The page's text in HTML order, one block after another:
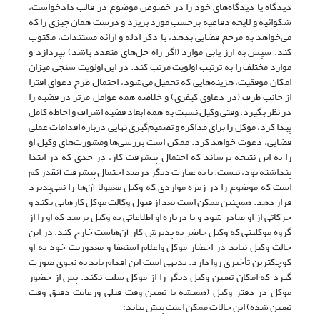
دیدگاه یا دیدگاه‌های خود را در خصوص موضوع در قالب دادخواست،
شکوائیه و لایحه دفاعیه برحسب مورد بریزد و درست همان چیزی را که
می‌‌خواهد به مرجع قضایی بدهد، با ذکر ادله و ارائه مستندات، مکتوب
کند. سپس به ارز یابی موارد (اگر راه حل‌های متعدد باشد) بپردازد و
موارد مختلف را به ترتیب اولویت مرتب کند. در این اولویت سنجی میزان
امکان موفقیت، هزینه‌هایی که تحمیل می‌شود، احتمال طرح دعوای افترا
از جانب طرف (در دعاوی کیفری) و خلاصه همه عوامل مرثر در قضیه را
در نظر بگیرد. وقتی وکیل نسبت به همه ابعاد قضیه اشراف و احاطه کامل
پیدا کرد، موکل را برای مذاکره و تصمیم‌گیری نهایی درباره اقدامات عملی
قضایی، دعوت خواهد کرد. ممکن است بررسی‌ها ومشورت‌های وکیل او
را به این نتیجه برساند که احتمال پیشرفت کار، در حدی که در ابتدا
پنداشته بود، نیست. یا به عبارت دیگر درصد احتمال پیشرفت آنقدر کم
است که موضوع را در زمره مواردی که وکیل معمولا آن‌ها را نمی‌پذیرد
قرار دهد. همچنین ممکن است بعد از قبول وکالت موکل کارهایی بکند و
حرکاتی از او صادر شود و یا درباره او اطلاعاتی به وکیل برسد که او را از
گروه موکلینی که وکیل حاضر به پذیرش کار آن‌هاست خارج کند. در این
حالت وکیل نباید در احضار موکل واعلام استعفا و معذوریت خود به او
کوچکترین تأخیری روا دارد. بدیهی است این اقدام باید به نحوی صورت
گیرد که امکان تعیین وکیل دیگر را از موکل سلب نکند. پس از حضور
موکل در دفتر وکیل (همیشه با تعیین وقت قبلی ورعایت دقیق وقت
تعیین شده) این حالات ممکن است پیش بیاید: